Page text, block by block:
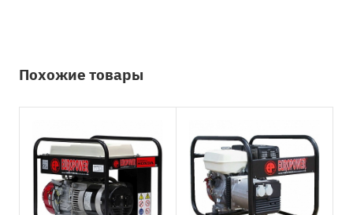
Похожие товары